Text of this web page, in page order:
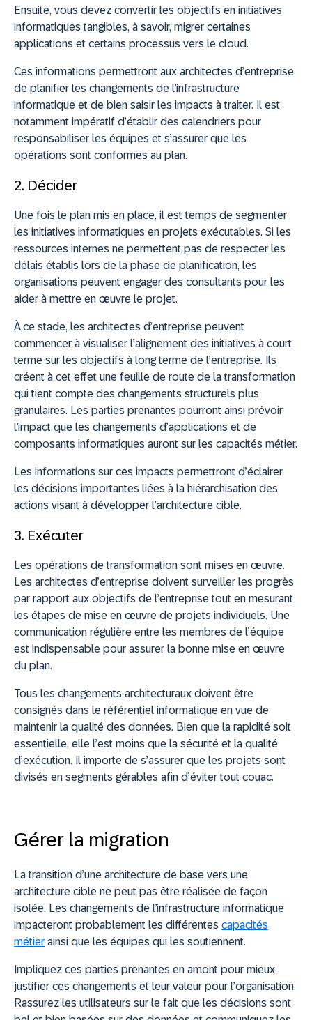
Ensuite, vous devez convertir les objectifs en initiatives
informatiques tangibles, à savoir, migrer certaines
applications et certains processus vers le cloud.
Ces informations permettront aux architectes d’entreprise
de planifier les changements de l’infrastructure
informatique et de bien saisir les impacts à traiter. Il est
notamment impératif d’établir des calendriers pour
responsabiliser les équipes et s’assurer que les
opérations sont conformes au plan.
2. Décider
Une fois le plan mis en place, il est temps de segmenter
les initiatives informatiques en projets exécutables. Si les
ressources internes ne permettent pas de respecter les
délais établis lors de la phase de planification, les
organisations peuvent engager des consultants pour les
aider à mettre en œuvre le projet.
À ce stade, les architectes d’entreprise peuvent
commencer à visualiser l’alignement des initiatives à court
terme sur les objectifs à long terme de l’entreprise. Ils
créent à cet effet une feuille de route de la transformation
qui tient compte des changements structurels plus
granulaires. Les parties prenantes pourront ainsi prévoir
l’impact que les changements d’applications et de
composants informatiques auront sur les capacités métier.
Les informations sur ces impacts permettront d’éclairer
les décisions importantes liées à la hiérarchisation des
actions visant à développer l’architecture cible.
3. Exécuter
Les opérations de transformation sont mises en œuvre.
Les architectes d’entreprise doivent surveiller les progrès
par rapport aux objectifs de l’entreprise tout en mesurant
les étapes de mise en œuvre de projets individuels. Une
communication régulière entre les membres de l’équipe
est indispensable pour assurer la bonne mise en œuvre
du plan.
Tous les changements architecturaux doivent être
consignés dans le référentiel informatique en vue de
maintenir la qualité des données. Bien que la rapidité soit
essentielle, elle l’est moins que la sécurité et la qualité
d’exécution. Il importe de s’assurer que les projets sont
divisés en segments gérables afin d’éviter tout couac.
Gérer la migration
La transition d’une architecture de base vers une
architecture cible ne peut pas être réalisée de façon
isolée. Les changements de l’infrastructure informatique
impacteront probablement les différentes capacités
métier ainsi que les équipes qui les soutiennent.
Impliquez ces parties prenantes en amont pour mieux
justifier ces changements et leur valeur pour l’organisation.
Rassurez les utilisateurs sur le fait que les décisions sont